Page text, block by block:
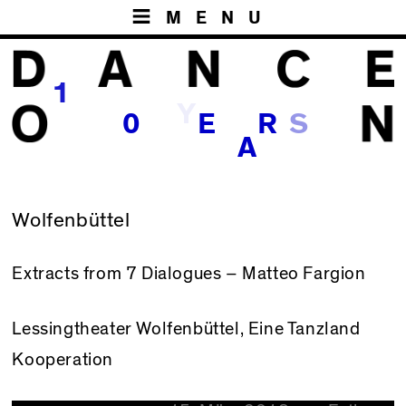
MENU
1
0 E
A
R
Wolfenbüttel
Extracts from 7 Dialogues – Matteo Fargion
Lessingtheater Wolfenbüttel , Eine Tanzland
Kooperation